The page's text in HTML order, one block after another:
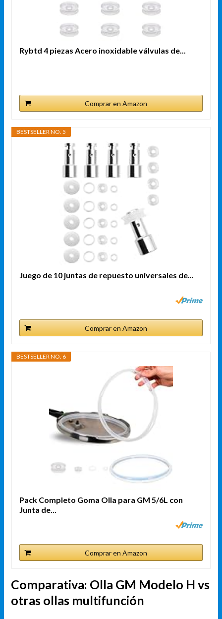
Rybtd 4 piezas Acero inoxidable válvulas de...
Comprar en Amazon
BESTSELLER NO. 5
Juego de 10 juntas de repuesto universales de...
Comprar en Amazon
BESTSELLER NO. 6
Pack Completo Goma Olla para GM 5/6L con
Junta de...
Comprar en Amazon
Comparativa: Olla GM Modelo H vs
otras ollas multifunción